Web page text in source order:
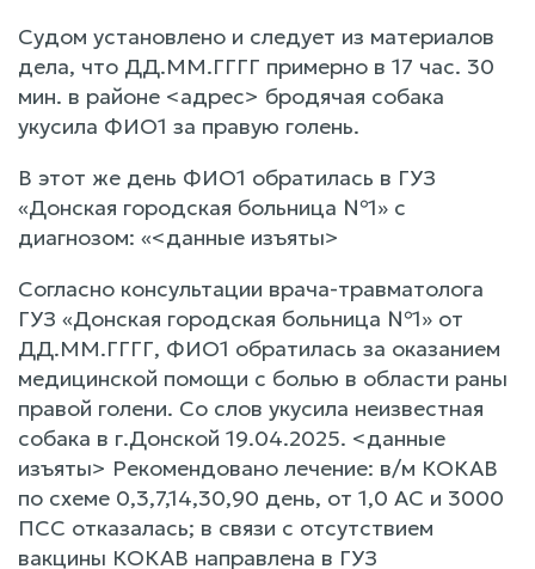
Судом установлено и следует из материалов
дела, что ДД.ММ.ГГГГ примерно в 17 час. 30
мин. в районе <адрес> бродячая собака
укусила ФИО1 за правую голень.
В этот же день ФИО1 обратилась в ГУЗ
«Донская городская больница №1» с
диагнозом: «<данные изъяты>
Согласно консультации врача-травматолога
ГУЗ «Донская городская больница №1» от
ДД.ММ.ГГГГ, ФИО1 обратилась за оказанием
медицинской помощи с болью в области раны
правой голени. Со слов укусила неизвестная
собака в г.Донской 19.04.2025. <данные
изъяты> Рекомендовано лечение: в/м КОКАВ
по схеме 0,3,7,14,30,90 день, от 1,0 АС и 3000
ПСС отказалась; в связи с отсутствием
вакцины КОКАВ направлена в ГУЗ